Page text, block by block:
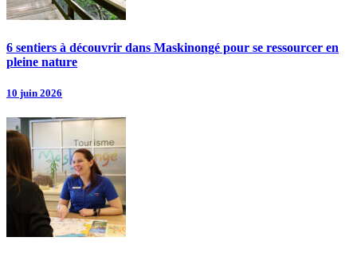
6 sentiers à découvrir dans Maskinongé pour se ressourcer en
pleine nature
10 juin 2026